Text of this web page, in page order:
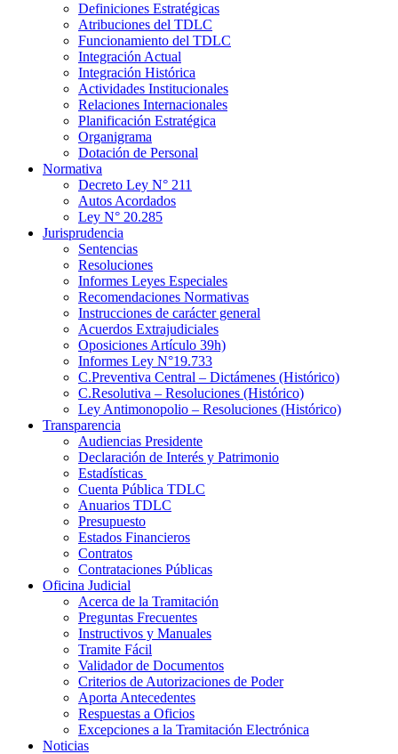
Definiciones Estratégicas
Atribuciones del TDLC
Funcionamiento del TDLC
Integración Actual
Integración Histórica
Actividades Institucionales
Relaciones Internacionales
Planificación Estratégica
Organigrama
Dotación de Personal
Normativa
Decreto Ley N° 211
Autos Acordados
Ley N° 20.285
Jurisprudencia
Sentencias
Resoluciones
Informes Leyes Especiales
Recomendaciones Normativas
Instrucciones de carácter general
Acuerdos Extrajudiciales
Oposiciones Artículo 39h)
Informes Ley N°19.733
C.Preventiva Central – Dictámenes (Histórico)
C.Resolutiva – Resoluciones (Histórico)
Ley Antimonopolio – Resoluciones (Histórico)
Transparencia
Audiencias Presidente
Declaración de Interés y Patrimonio
Estadísticas
Cuenta Pública TDLC
Anuarios TDLC
Presupuesto
Estados Financieros
Contratos
Contrataciones Públicas
Oficina Judicial
Acerca de la Tramitación
Preguntas Frecuentes
Instructivos y Manuales
Tramite Fácil
Validador de Documentos
Criterios de Autorizaciones de Poder
Aporta Antecedentes
Respuestas a Oficios
Excepciones a la Tramitación Electrónica
Noticias